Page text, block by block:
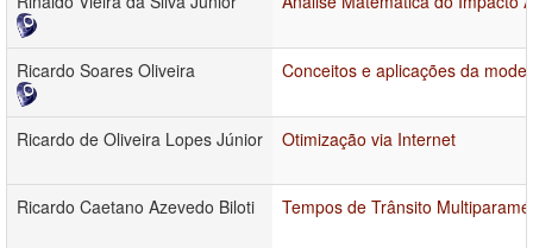
Ricardo Soares Oliveira Conceitos e aplicações da
Ricardo de Oliveira Lopes Júnior Otimização via Internet
Ricardo Caetano Azevedo Biloti Tempos de Trânsito